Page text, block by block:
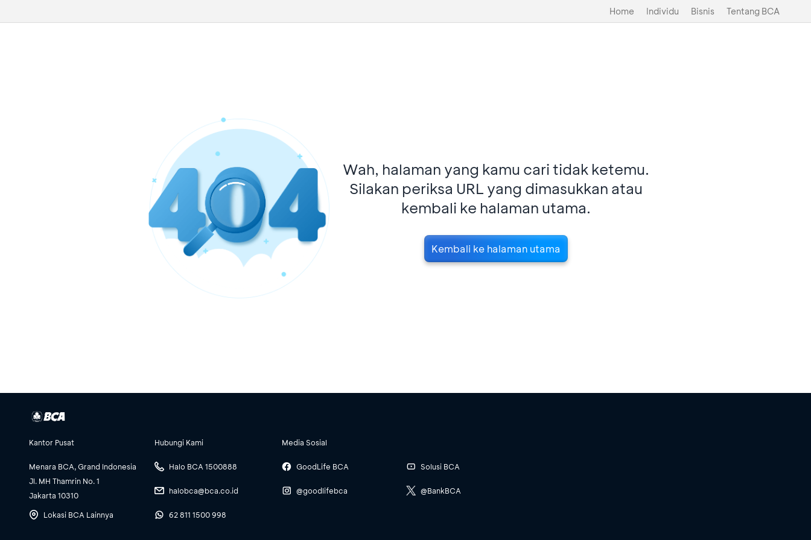
Home Individu Bisnis Tentang BCA
Wah, halaman yang kamu cari tidak ketemu.
Silakan periksa URL yang dimasukkan atau
kembali ke halaman utama.
Kembali ke halaman utama
Kantor Pusat
Menara BCA, Grand Indonesia
Jl. MH Thamrin No. 1
Jakarta 10310
Lokasi BCA Lainnya
Hubungi Kami
Halo BCA 1500888
halobca@bca.co.id
62 811 1500 998
Media Sosial
GoodLife BCA
@goodlifebca
Solusi BCA
@BankBCA